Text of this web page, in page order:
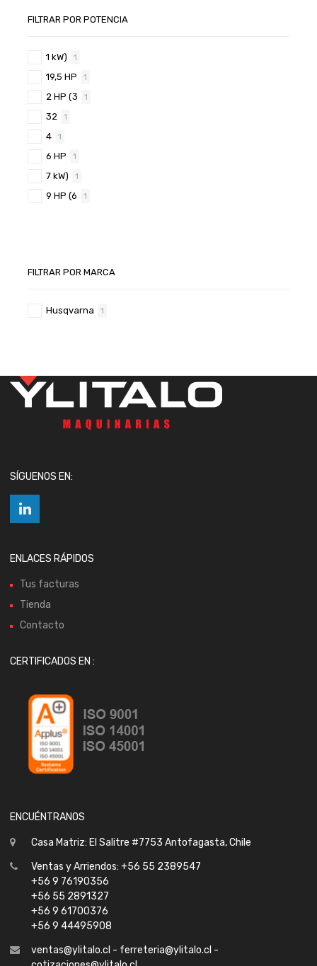
FILTRAR POR POTENCIA
1 kW) 1
19,5 HP 1
2 HP (3 1
32 1
4 1
6 HP 1
7 kW) 1
9 HP (6 1
FILTRAR POR MARCA
Husqvarna 1
SÍGUENOS EN:
ENLACES RÁPIDOS
Tus facturas
Tienda
Contacto
CERTIFICADOS EN :
ENCUÉNTRANOS
Casa Matriz: El Salitre #7753 Antofagasta, Chile
Ventas y Arriendos: +56 55 2389547
+56 9 76190356
+56 55 2891327
+56 9 61700376
+56 9 44495908
ventas@ylitalo.cl - ferreteria@ylitalo.cl -